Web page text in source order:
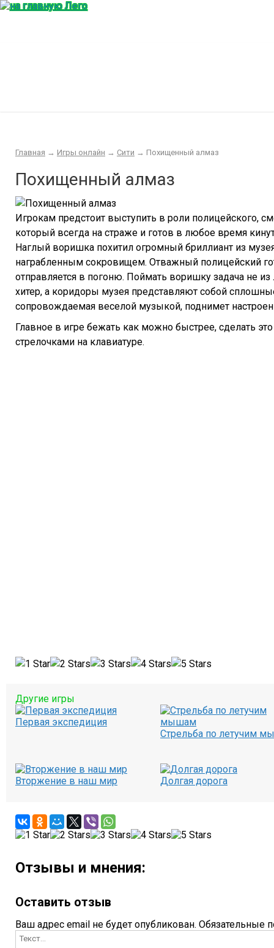
Главная → Игры онлайн → Сити → Похищенный алмаз
Похищенный алмаз
Игрокам предстоит выступить в роли полицейского,
который всегда на страже и готов в любое время
Наглый воришка похитил огромный бриллиант из
награбленным сокровищем. Отважный полицейский
отправляется в погоню. Поймать воришку задача не
хитер, а коридоры музея представляют собой
сопровождаемая веселой музыкой, поднимет
Главное в игре бежать как можно быстрее, сделать
стрелочками на клавиатуре.
Другие игры
Первая экспедиция
Стрельба по летучим
Вторжение в наш мир Долгая дорога
Отзывы и мнения:
Оставить отзыв
Ваш адрес email не будет опубликован. Обязательные